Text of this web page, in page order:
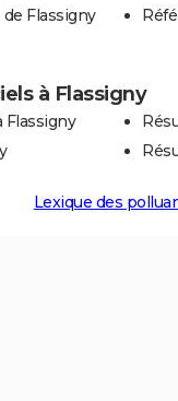
Flassigny
à Flassigny
Flassigny
Lexique des